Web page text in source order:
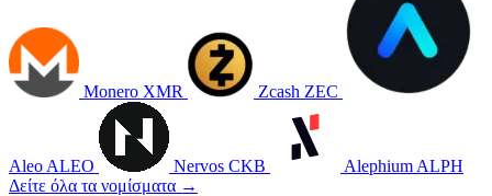
Monero XMR Zcash ZEC
Aleo ALEO Nervos CKB Alephium ALPH
Δείτε όλα τα νομίσματα →